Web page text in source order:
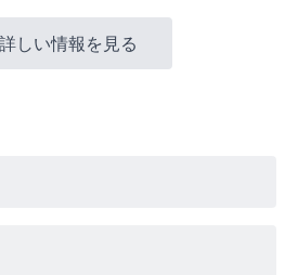
しい情報を見る